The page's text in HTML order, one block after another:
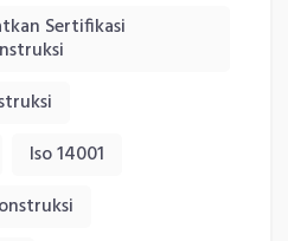
Sertifikasi
Iso 14001